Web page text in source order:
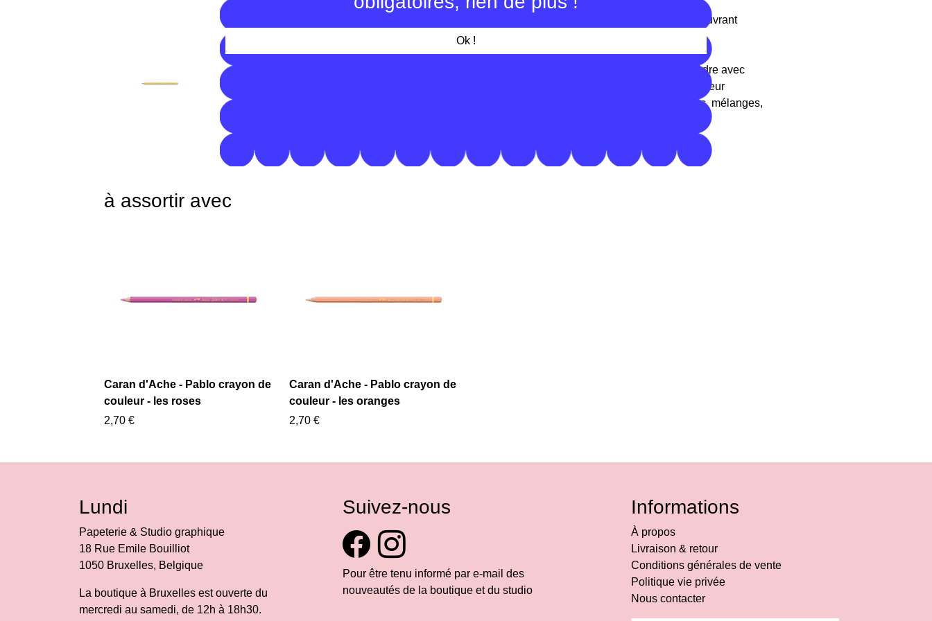
Ok !
mine tendre et résistante à l'eau
économique grâce au pouvoir couvrant
3,8 mm de diamètre
crayon hexagonal en bois de cèdre avec
indication du nom et n° de la couleur
techniques : hachures, dégradés, mélanges,
à assortir avec
Caran d'Ache - Pablo crayon de
couleur - les roses
2,70 €
Caran d'Ache - Pablo crayon de
couleur - les oranges
2,70 €
Suivez-nous
Pour être tenu informé par e-mail des
nouveautés de la boutique et du studio
Lundi
Papeterie & Studio graphique
18 Rue Emile Bouilliot
1050 Bruxelles, Belgique
La boutique à Bruxelles est ouverte du
mercredi au samedi, de 12h à 18h30.
Informations
À propos
Livraison & retour
Conditions générales de vente
Politique vie privée
Nous contacter